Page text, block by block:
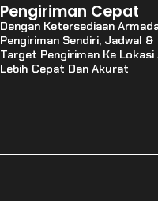
Pengiriman Cepat
Dengan Ketersediaan
Pengiriman Sendiri, Jadwal &
Target Pengiriman Ke Lokasi
Lebih Cepat Dan Akurat